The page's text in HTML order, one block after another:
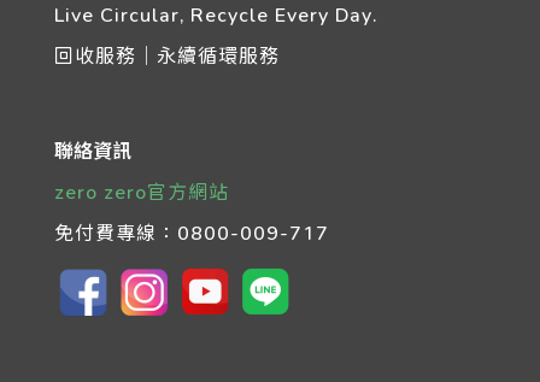
Live Circular, Recycle Every Day.
回收服務｜永續循環服務
聯絡資訊
zero zero官方網站
免付費專線： 0800-009-717